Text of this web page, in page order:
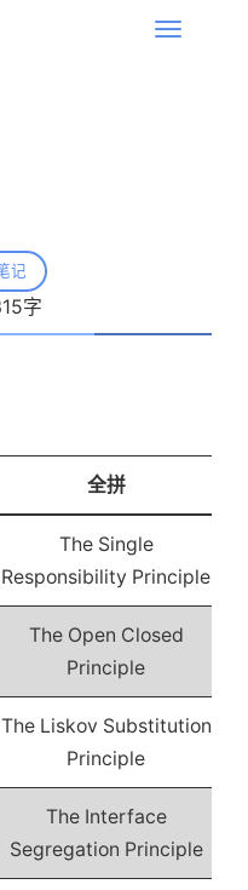
T
i
i
记
字
全拼
The Single
Responsibility Principle
The Open Closed
Principle
The Liskov Substitution
Principle
The Interface
Segregation Principle